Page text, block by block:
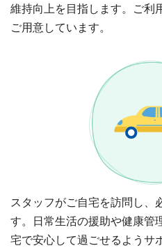
維持向上を目指します。ご利
ご用意しています。
スタッフがご自宅を訪問し、
す。日常生活の援助や健康管
宅で安心して過ごせるようサ